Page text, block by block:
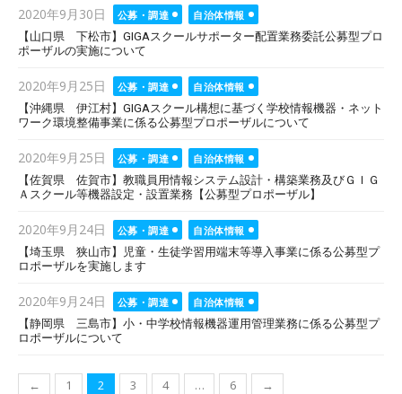
Posted
on
2020年9月30日 公募・調達
自治体情報
【山口県 下松市】GIGAスクールサポーター配置業務委託公募型プロ
ポーザルの実施について
Posted
on
2020年9月25日 公募・調達
自治体情報
【沖縄県 伊江村】GIGAスクール構想に基づく学校情報機器・ネット
ワーク環境整備事業に係る公募型プロポーザルについて
Posted
on
2020年9月25日 公募・調達
自治体情報
【佐賀県 佐賀市】教職員用情報システム設計・構築業務及びＧＩＧ
Ａスクール等機器設定・設置業務【公募型プロポーザル】
Posted
on
2020年9月24日 公募・調達
自治体情報
【埼玉県 狭山市】児童・生徒学習用端末等導入事業に係る公募型プ
ロポーザルを実施します
Posted
on
2020年9月24日 公募・調達
自治体情報
【静岡県 三島市】小・中学校情報機器運用管理業務に係る公募型プ
ロポーザルについて
投
← 1 2 3 4 … 6 →